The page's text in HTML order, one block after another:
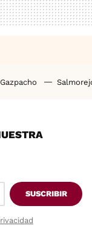
Gazpacho
SUSCRIBIR